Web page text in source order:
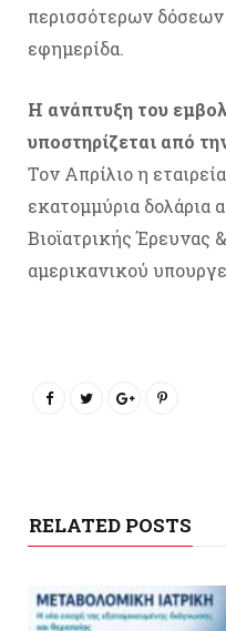
περισσότερων δόσεων
εφημερίδα.
Η ανάπτυξη του
υποστηρίζεται από
Τον Απρίλιο η
εκατομμύρια
Βιοϊατρικής Έρευνας
αμερικανικού
RELATED POSTS